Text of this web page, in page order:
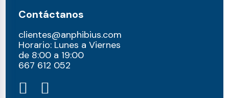
Contáctanos
clientes@anphibius.com
Horario: Lunes a Viernes
de 8:00 a 19:00
667 612 052​